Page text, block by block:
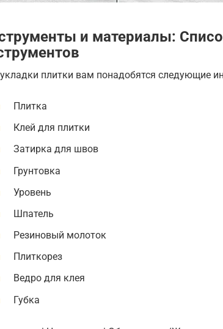
и материалы:
плитки вам понадобятся следующие
Плитка
Клей для плитки
Затирка для швов
Грунтовка
Уровень
Шпатель
Резиновый молоток
Плиткорез
Ведро для клея
Губка